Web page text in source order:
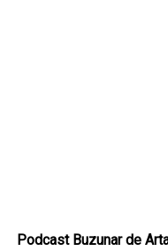
Podcast Buzunar de